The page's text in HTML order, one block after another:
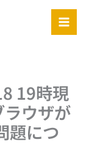
19時現
ウザが
題につ